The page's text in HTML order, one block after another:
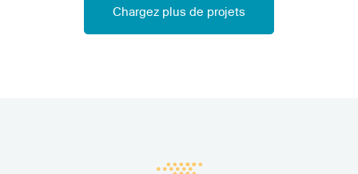
Chargez plus de projets